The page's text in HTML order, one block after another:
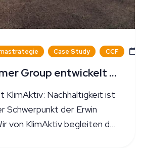
Case Study CCF
Die Erwin Hymer Group entwickelt ihre Klimastrategie in Scope 3 weiter
KlimAktiv: Nachhaltigkeit ist
Schwerpunkt der Erwin
von KlimAktiv begleiten das